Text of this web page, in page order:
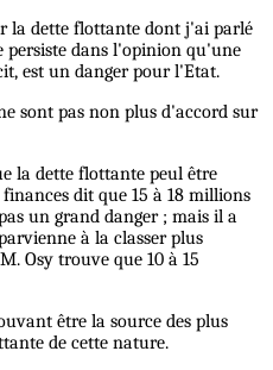
la dette flottante dont j'ai parlé
persiste dans l'opinion qu'une
est un danger pour l'Etat.
sont pas non plus d'accord sur
la dette flottante peul être
dit que 15 à 18 millions
un grand danger ; mais il a
à la classer plus
Osy trouve que 10 à 15
être la source des plus
de cette nature.